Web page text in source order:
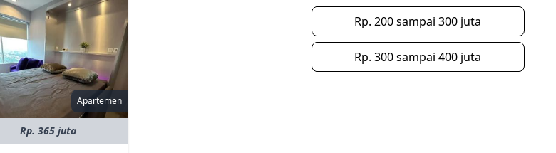
Apartemen
Rp. 365 juta
Rp. 200 sampai 300 juta
Rp. 300 sampai 400 juta